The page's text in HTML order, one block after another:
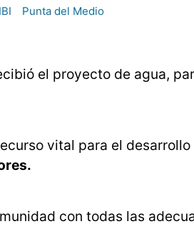
IBI Punta del Medio
el proyecto de agua,
vital para el desarrollo
con todas las